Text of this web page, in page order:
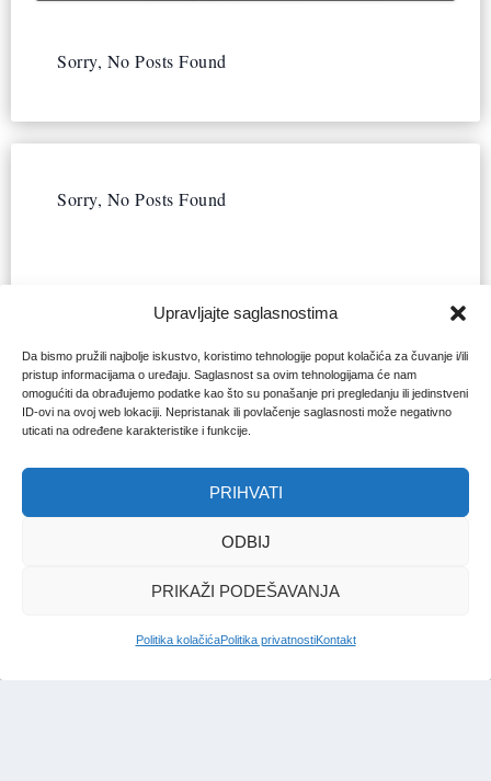
Upravljajte saglasnostima
Da bismo pružili najbolje iskustvo, koristimo tehnologije poput kolačića za čuvanje i/ili
pristup informacijama o uređaju. Saglasnost sa ovim tehnologijama će nam
omogućiti da obrađujemo podatke kao što su ponašanje pri pregledanju ili jedinstveni
ID-ovi na ovoj web lokaciji. Nepristanak ili povlačenje saglasnosti može negativno
uticati na određene karakteristike i funkcije.
PRIHVATI
ODBIJ
PRIKAŽI PODEŠAVANJA
Politika kolačićaPolitika privatnostiKontakt
Sorry, No Posts Found
Sorry, No Posts Found